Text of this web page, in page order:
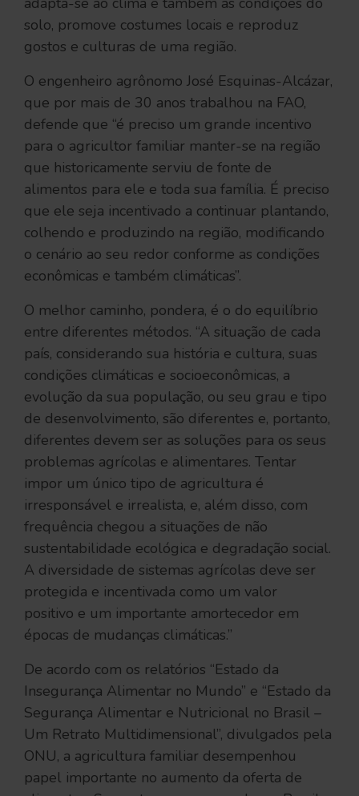
solo, promove costumes locais e reproduz
gostos e culturas de uma região.
O engenheiro agrônomo José Esquinas-Alcázar,
que por mais de 30 anos trabalhou na FAO,
defende que “é preciso um grande incentivo
para o agricultor familiar manter-se na região
que historicamente serviu de fonte de
alimentos para ele e toda sua família. É preciso
que ele seja incentivado a continuar plantando,
colhendo e produzindo na região, modificando
o cenário ao seu redor conforme as condições
econômicas e também climáticas”.
O melhor caminho, pondera, é o do equilíbrio
entre diferentes métodos. “A situação de cada
país, considerando sua história e cultura, suas
condições climáticas e socioeconômicas, a
evolução da sua população, ou seu grau e tipo
de desenvolvimento, são diferentes e, portanto,
diferentes devem ser as soluções para os seus
problemas agrícolas e alimentares. Tentar
impor um único tipo de agricultura é
irresponsável e irrealista, e, além disso, com
frequência chegou a situações de não
sustentabilidade ecológica e degradação social.
A diversidade de sistemas agrícolas deve ser
protegida e incentivada como um valor
positivo e um importante amortecedor em
épocas de mudanças climáticas.”
De acordo com os relatórios “Estado da
Insegurança Alimentar no Mundo” e “Estado da
Segurança Alimentar e Nutricional no Brasil –
Um Retrato Multidimensional”, divulgados pela
ONU, a agricultura familiar desempenhou
papel importante no aumento da oferta de